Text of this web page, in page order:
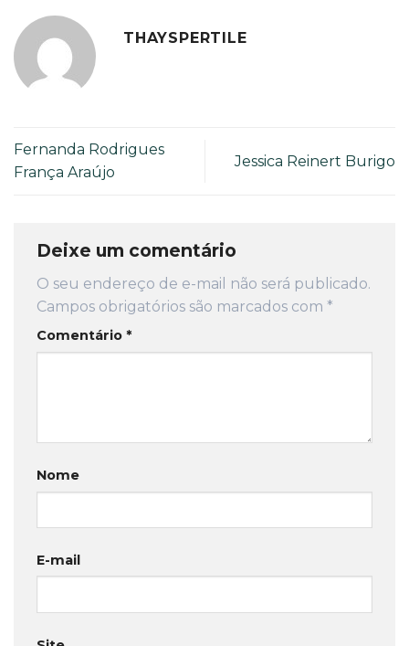
THAYSPERTILE
Fernanda Rodrigues
França Araújo
Jessica Reinert Burigo
Deixe um comentário
O seu endereço de e-mail não será publicado.
Campos obrigatórios são marcados com *
Comentário *
Nome
E-mail